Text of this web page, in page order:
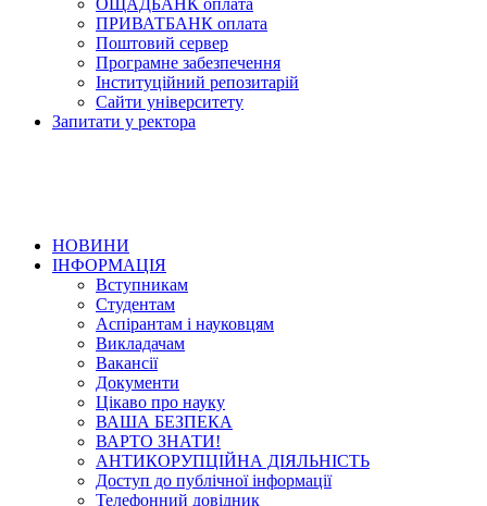
ПРИВАТБАНК оплата
Поштовий сервер
Програмне забезпечення
Інституційний репозитарій
Сайти університету
Запитати у ректора
НОВИНИ
ІНФОРМАЦІЯ
Вступникам
Студентам
Аспірантам і науковцям
Викладачам
Вакансії
Документи
Цікаво про науку
ВАША БЕЗПЕКА
ВАРТО ЗНАТИ!
АНТИКОРУПЦІЙНА ДІЯЛЬНІСТЬ
Доступ до публічної інформації
Телефонний довідник